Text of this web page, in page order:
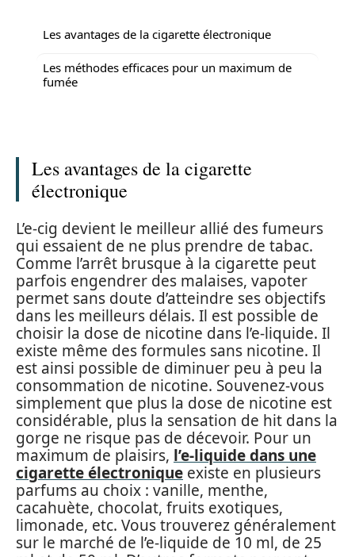
Les avantages de la cigarette électronique
Les méthodes efficaces pour un maximum de
fumée
Les avantages de la cigarette
électronique
L’e-cig devient le meilleur allié des fumeurs
qui essaient de ne plus prendre de tabac.
Comme l’arrêt brusque à la cigarette peut
parfois engendrer des malaises, vapoter
permet sans doute d’atteindre ses objectifs
dans les meilleurs délais. Il est possible de
choisir la dose de nicotine dans l’e-liquide. Il
existe même des formules sans nicotine. Il
est ainsi possible de diminuer peu à peu la
consommation de nicotine. Souvenez-vous
simplement que plus la dose de nicotine est
considérable, plus la sensation de hit dans la
gorge ne risque pas de décevoir. Pour un
maximum de plaisirs, l’e-liquide dans une
cigarette électronique existe en plusieurs
parfums au choix : vanille, menthe,
cacahuète, chocolat, fruits exotiques,
limonade, etc. Vous trouverez généralement
sur le marché de l’e-liquide de 10 ml, de 25